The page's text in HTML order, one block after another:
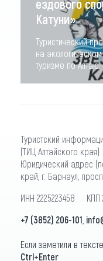
ездового
Катуни»
Туристический
на
туризме по Алтаю.
Туристский
(ТИЦ Алтайского края)
Юридический адрес
край, г. Барнаул,
ИНН 2225223458 КПП
+7 (3852) 206-101
Если заметили в
Ctrl+Enter